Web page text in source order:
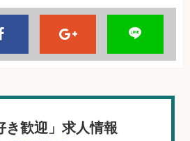
き歓迎」求人情報